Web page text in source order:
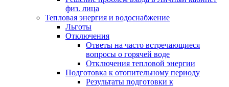
физ. лица
Тепловая энергия и водоснабжение
Льготы
Отключения
Ответы на часто встречающиеся
вопросы о горячей воде
Отключения тепловой энергии
Подготовка к отопительному периоду
Результаты подготовки к